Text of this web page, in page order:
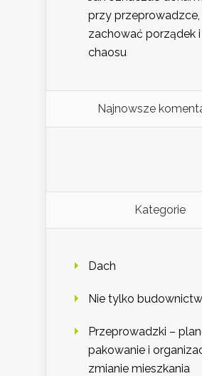
przy
zachować porządek i
chaosu
Najnowsze
Kategorie
Dach
Nie tylko
Przeprowadzki –
pakowanie i
zmianie mieszkania